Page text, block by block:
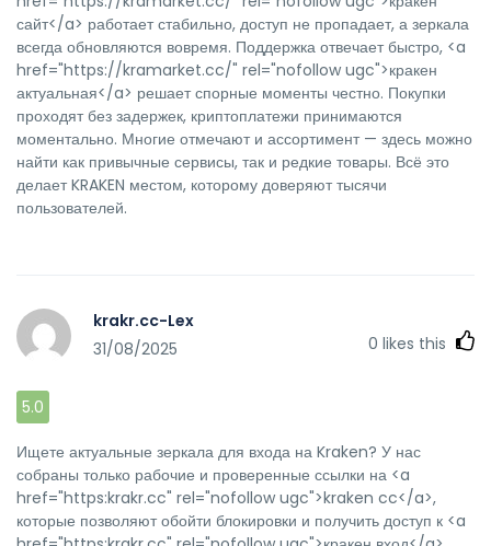
сайт</a> работает стабильно, доступ не пропадает, а зеркала
всегда обновляются вовремя. Поддержка отвечает быстро, <a
href="https://kramarket.cc/" rel="nofollow ugc">кракен
актуальная</a> решает спорные моменты честно. Покупки
проходят без задержек, криптоплатежи принимаются
моментально. Многие отмечают и ассортимент — здесь можно
найти как привычные сервисы, так и редкие товары. Всё это
делает KRAKEN местом, которому доверяют тысячи
пользователей.
krakr.cc-Lex
31/08/2025
0 likes this
5.0
Ищете актуальные зеркала для входа на Kraken? У нас
собраны только рабочие и проверенные ссылки на <a
href="https:krakr.cc" rel="nofollow ugc">kraken cc</a>,
которые позволяют обойти блокировки и получить доступ к <a